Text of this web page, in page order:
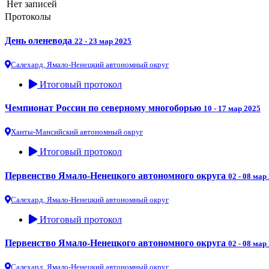
Нет записей
Протоколы
День оленевода 22 - 23 мар 2025
Салехард, Ямало-Ненецкий автономный округ
Итоговый протокол
Чемпионат России по северному многоборью 10 - 17 мар 2025
Ханты-Мансийский автономный округ
Итоговый протокол
Первенство Ямало-Ненецкого автономного округа 02 - 08 мар
Салехард, Ямало-Ненецкий автономный округ
Итоговый протокол
Первенство Ямало-Ненецкого автономного округа 02 - 08 мар
Салехард, Ямало-Ненецкий автономный округ